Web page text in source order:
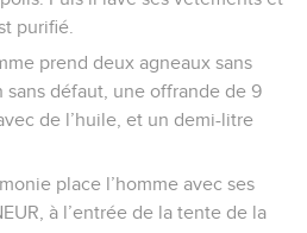
purifié.
prend deux agneaux sans
sans défaut, une offrande de 9
de l’huile, et un demi-litre
place l’homme avec ses
à l’entrée de la tente de la